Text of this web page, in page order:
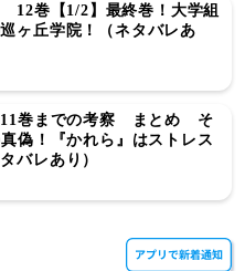
12巻【1/2】最終巻！大学組
ヶ丘学院！（ネタバレあ
11巻までの考察 まとめ そ
偽！『かれら』はストレス
バレあり）